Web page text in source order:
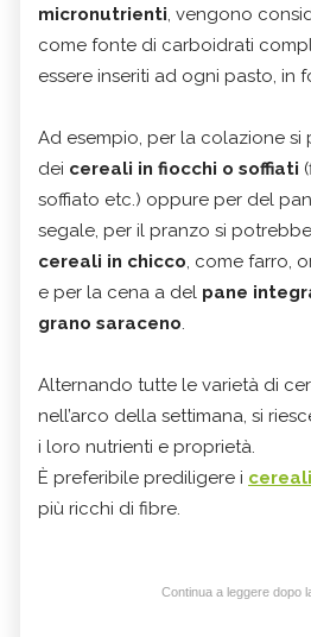
micronutrienti, vengono
come fonte di carboidrati
essere inseriti ad ogni pasto, in
Ad esempio, per la colazione
dei cereali in fiocchi o soffiati
soffiato etc.) oppure per del
segale, per il pranzo si
cereali in chicco, come farro,
e per la cena a del pane
grano saraceno.
Alternando tutte le varietà di
nell’arco della settimana, si
i loro nutrienti e proprietà.
È preferibile prediligere i
più ricchi di fibre.
Continua a leggere dopo